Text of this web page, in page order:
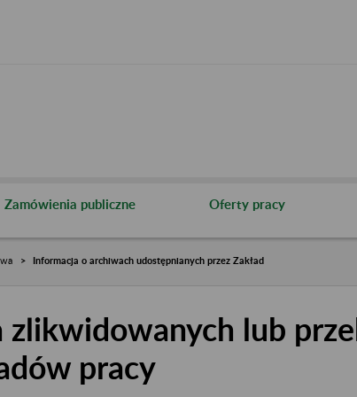
Zamówienia publiczne Oferty pracy
Informacja o archiwach udostępnianych przez Zakład
zlikwidowanych lub
pracy